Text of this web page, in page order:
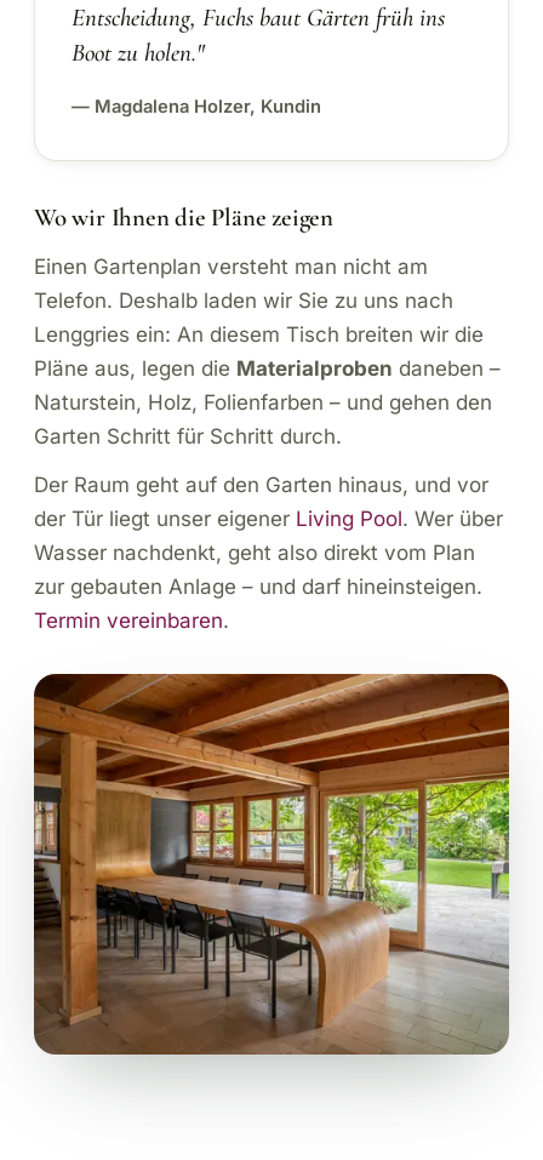
Entscheidung, Fuchs baut Gärten früh ins
Boot zu holen."
— Magdalena Holzer, Kundin
Wo wir Ihnen die Pläne zeigen
Einen Gartenplan versteht man nicht am
Telefon. Deshalb laden wir Sie zu uns nach
Lenggries ein: An diesem Tisch breiten wir die
Pläne aus, legen die Materialproben daneben –
Naturstein, Holz, Folienfarben – und gehen den
Garten Schritt für Schritt durch.
Der Raum geht auf den Garten hinaus, und vor
der Tür liegt unser eigener Living Pool. Wer über
Wasser nachdenkt, geht also direkt vom Plan
zur gebauten Anlage – und darf hineinsteigen.
Termin vereinbaren.